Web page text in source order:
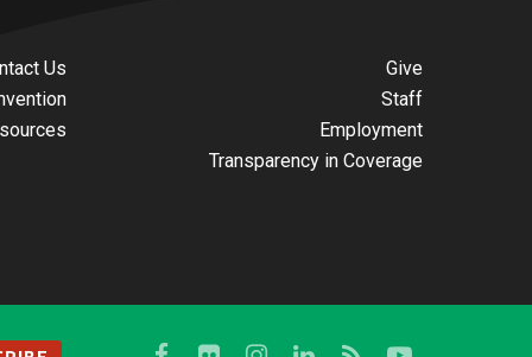
Us
Give
Staff
Employment
Transparency in Coverage